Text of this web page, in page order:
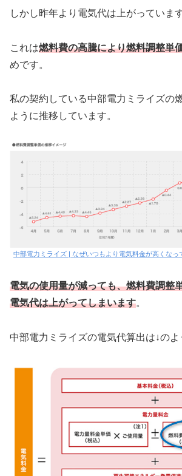
しかし昨年より電気代は上がっています
これは燃料費の高騰により燃料調整単
めです。
私の契約している中部電力ミライズの
ように推移しています。
中部電力ミライズ | なぜいつもより電気料金が高くなっ
電気の使用量が減っても、燃料費調整
電気代は上がってしまいます。
中部電力ミライズの電気代算出は↓のよ